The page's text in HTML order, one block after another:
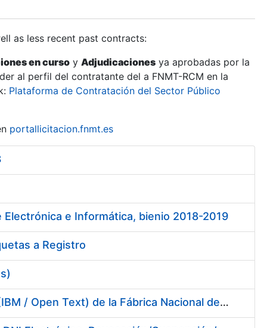
as less recent past contracts:
en curso y Adjudicaciones ya aprobadas por la
al perfil del contratante del a FNMT-RCM en la
Plataforma de Contratación del Sector Público
portallicitacion.fnmt.es
e Informática, bienio 2018-2019
a Registro
Servicios de Soporte y Mantenimiento de Licencias de Software (IBM / Open Text) de la Fábrica Nacional de Moneda y Timbre-Real Casa de la Moneda